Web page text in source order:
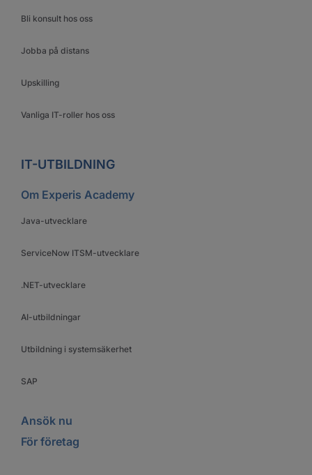
Bli konsult hos oss
Jobba på distans
Upskilling
Vanliga IT-roller hos oss
IT-UTBILDNING
Om Experis Academy
Java-utvecklare
ServiceNow ITSM-utvecklare
.NET-utvecklare
AI-utbildningar
Utbildning i systemsäkerhet
SAP
Ansök nu
För företag